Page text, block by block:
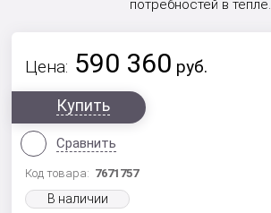
потребностей в тепле.
Цена: 590 360 руб.
Купить
Сравнить
Код товара: 7671757
В наличии